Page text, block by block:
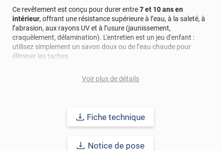
Ce revêtement est conçu pour durer entre7 et 10 ans en
intérieur, offrant une résistance supérieure à l’eau, à la saleté, à
l’abrasion, aux rayons UV et à l’usure (jaunissement,
craquèlement, délamination). L'entretien est un jeu d'enfant :
utilisez simplement un savon doux ou de l’eau chaude pour
éliminer les taches.
Sécurité et écologie au cœur de sa conception
surface pour un rendu parfait.
Voir plus de détails
Fiche technique
Notice de pose